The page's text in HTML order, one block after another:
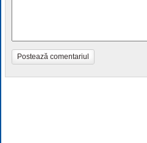
Postează comentariul